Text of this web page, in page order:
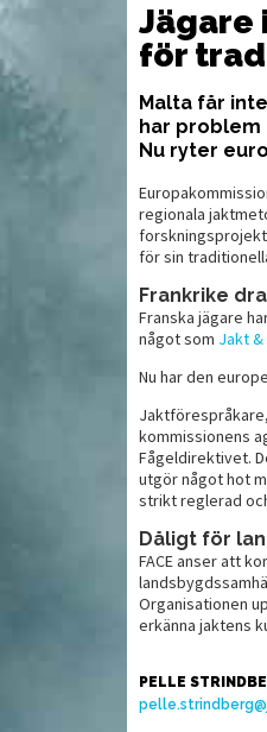
Jägare
för
Malta får
har problem
Nu ryter
regionala
forskningsprojekt
för sin
Frankrike
Franska jägare
något som Jakt
Nu har den
kommissionens
Fågeldirektivet.
utgör något hot
strikt reglerad
Dåligt för
FACE anser att
Organisationen
erkänna jaktens
PELLE
saknar
dovytterfilé
Torka